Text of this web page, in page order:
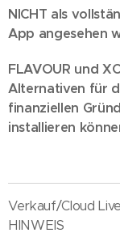
NICHT als
App angesehen
FLAVOUR und
Alternativen für
finanziellen
installieren
Verkauf/Cloud
HINWEIS